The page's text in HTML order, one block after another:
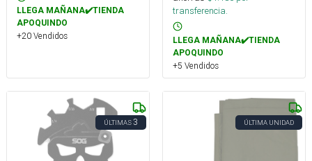
LLEGA MAÑANA✔️TIENDA
APOQUINDO
+20 Vendidos
transferencia.
LLEGA MAÑANA✔️TIENDA
APOQUINDO
+5 Vendidos
ÚLTIMAS3 ÚLTIMA UNIDAD